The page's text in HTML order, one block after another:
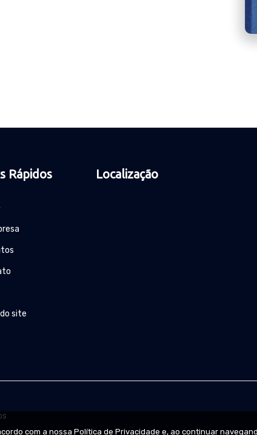
Rápidos
site
Localização
com a nossa Política de Privacidade e, ao continuar